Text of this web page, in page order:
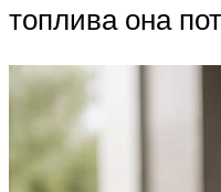
топлива она